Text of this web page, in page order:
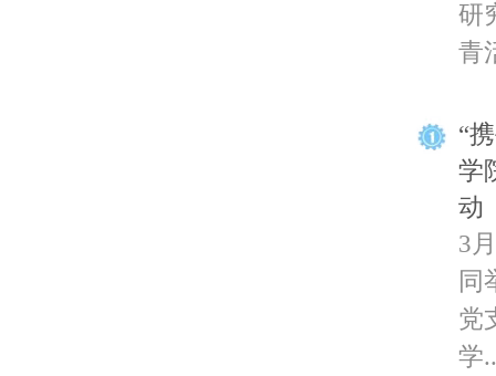
研
青
“
学
动
3
同
党
学